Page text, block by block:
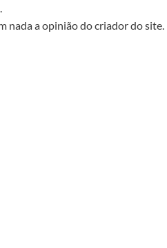
nada a opinião do criador do site.